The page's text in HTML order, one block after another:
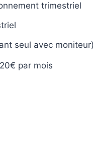
trimestriel
seul avec
par mois